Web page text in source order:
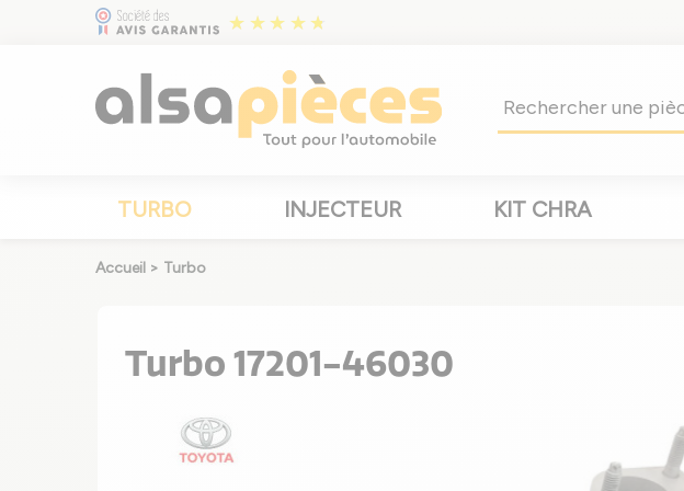
TURBO INJECTEUR KIT CHRA
Accueil > Turbo
Turbo 17201-46030